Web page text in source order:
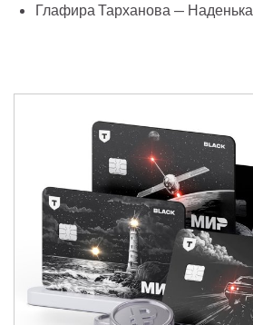
Глафира Тарханова — Наденька